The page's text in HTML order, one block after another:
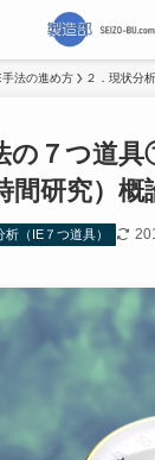
手法の進め方 ２．現状分
の７つ道
間研究）概
析（IE７つ道具）